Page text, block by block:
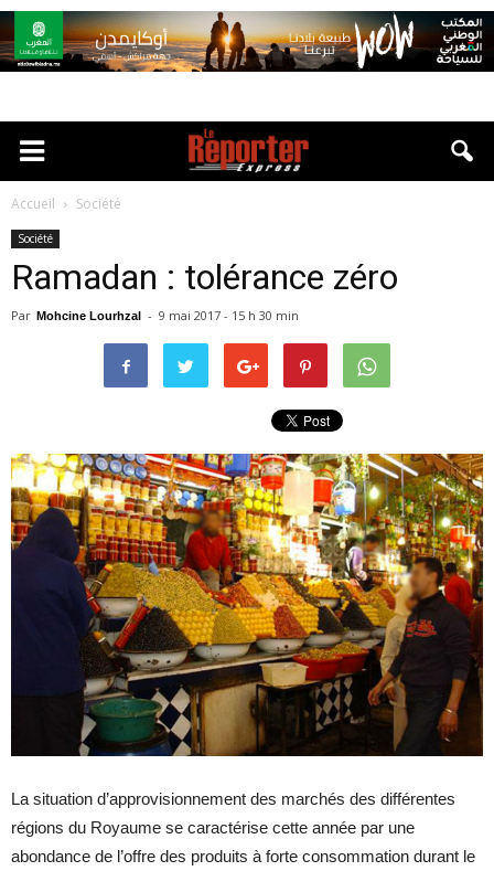
Accueil Société
Société
Ramadan : tolérance zéro
Par Mohcine Lourhzal - 9 mai 2017 - 15 h 30 min
La situation d’approvisionnement des marchés des différentes
régions du Royaume se caractérise cette année par une
abondance de l’offre des produits à forte consommation durant le